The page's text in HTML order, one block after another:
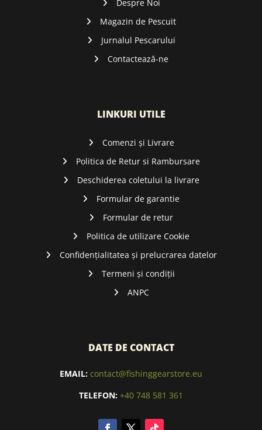
Despre Noi
Magazin de Pescuit
Jurnalul Pescarului
Contactează-ne
LINKURI UTILE
Comenzi și Livrare
Politica de Retur si Rambursare
Deschiderea coletului la livrare
Formular de garantie
Formular de retur
Politica de utilizare Cookie
Confidențialitatea și prelucrarea datelor
Termeni și condiții
ANPC
DATE DE CONTACT
EMAIL: contact@fishinggearstore.eu
TELEFON: +40 748 581 361